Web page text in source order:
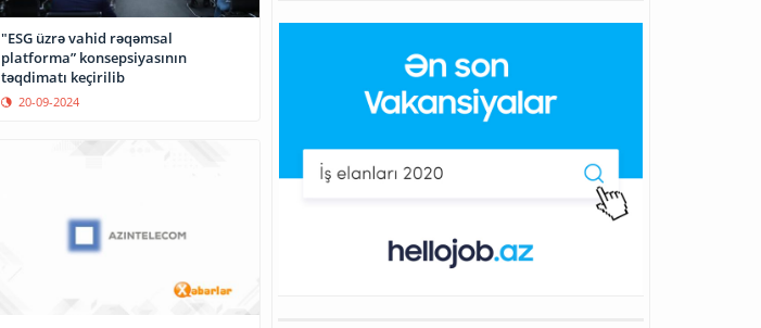
"ESG üzrə vahid rəqəmsal
platforma” konsepsiyasının
təqdimatı keçirilib
20-09-2024